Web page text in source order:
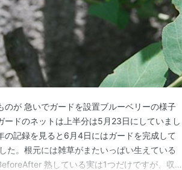
が 急いでガードを設置ブルーベリーの様子
ードのネットは上半分は5月23日にしていまし
の記録を見ると6月4日にはガードを完成して
た。根元には雑草がまたいっぱい生えている
熟している実は1つだけですが、収